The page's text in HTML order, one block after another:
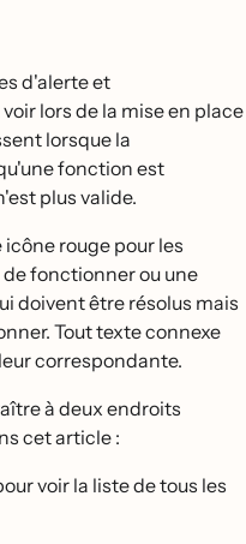
d'alerte et
lors de la mise en place
lorsque la
fonction est
plus valide.
rouge pour les
fonctionner ou une
doivent être résolus mais
Tout texte connexe
correspondante.
à deux endroits
cet article :
voir la liste de tous les